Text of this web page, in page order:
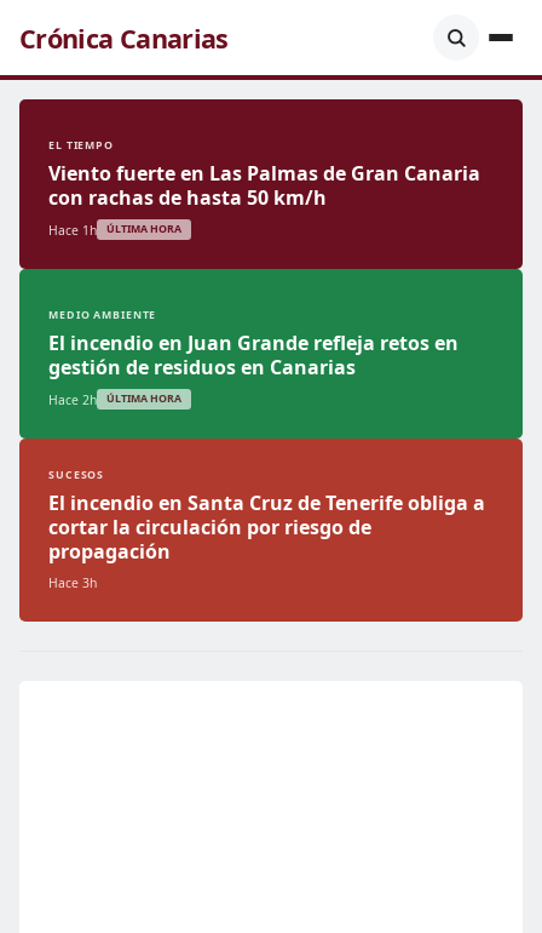
Crónica Canarias
EL TIEMPO
Viento fuerte en Las Palmas de Gran Canaria
con rachas de hasta 50 km/h
Hace 1h ÚLTIMA HORA
MEDIO AMBIENTE
El incendio en Juan Grande refleja retos en
gestión de residuos en Canarias
Hace 2h ÚLTIMA HORA
SUCESOS
El incendio en Santa Cruz de Tenerife obliga a
cortar la circulación por riesgo de
propagación
Hace 3h